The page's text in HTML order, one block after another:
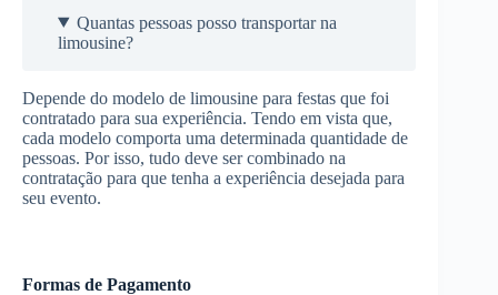
Quantas pessoas posso transportar na
limousine?
Depende do modelo de limousine para festas que foi
contratado para sua experiência. Tendo em vista que,
cada modelo comporta uma determinada quantidade de
pessoas. Por isso, tudo deve ser combinado na
contratação para que tenha a experiência desejada para
seu evento.
Formas de Pagamento